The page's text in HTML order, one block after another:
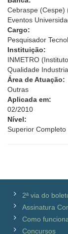
Cebraspe (Cespe)
Eventos
Cargo:
Pesquisador
Instituição:
INMETRO
Qualidade
Área de Atuação:
Outras
Aplicada em:
02/2010
Nível:
Superior Completo
2ª via do
Assinatura
Como
Concursos